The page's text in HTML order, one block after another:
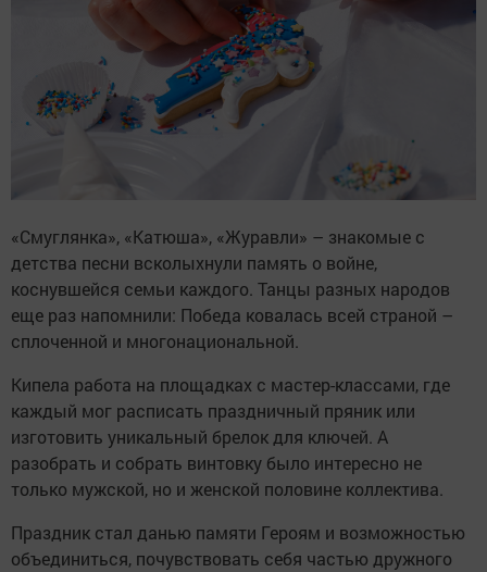
«Смуглянка», «Катюша», «Журавли» – знакомые с
детства песни всколыхнули память о войне,
коснувшейся семьи каждого. Танцы разных народов
еще раз напомнили: Победа ковалась всей страной –
сплоченной и многонациональной.
Кипела работа на площадках с мастер-классами, где
каждый мог расписать праздничный пряник или
изготовить уникальный брелок для ключей. А
разобрать и собрать винтовку было интересно не
только мужской, но и женской половине коллектива.
Праздник стал данью памяти Героям и возможностью
объединиться, почувствовать себя частью дружного